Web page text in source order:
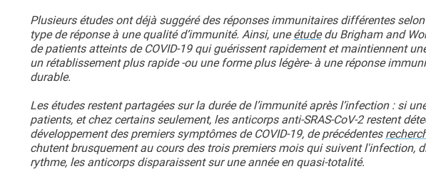
Plusieurs études ont déjà suggéré des réponses immunitaires différentes
type de réponse à une qualité d’immunité. Ainsi, uneétudedu Brigham and
de patients atteints de COVID-19 qui guérissent rapidement et maintiennent
un rétablissement plus rapide -ou une forme plus légère- à une réponse
durable.
Les études restent partagées sur la durée de l’immunité après l’infection : si
patients, et chez certains seulement, les anticorps anti-SRAS-CoV-2 restent
développement des premiers symptômes de COVID-19, de précédentes
chutent brusquement au cours des trois premiers mois qui suivent l'infection,
rythme, les anticorps disparaissent sur une année en quasi-totalité.